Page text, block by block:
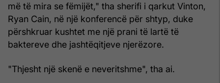
më të mira se fëmijët," tha sherifi i qarkut Vinton,
Ryan Cain, në një konferencë për shtyp, duke
përshkruar kushtet me një prani të lartë të
baktereve dhe jashtëqitjeve njerëzore.
"Thjesht një skenë e neveritshme", tha ai.